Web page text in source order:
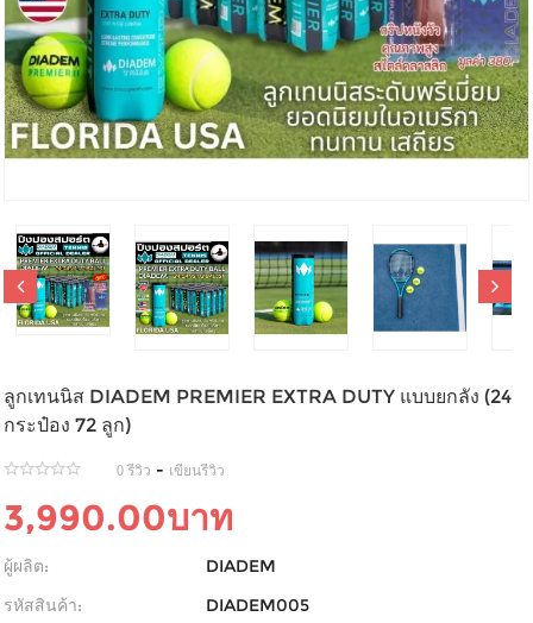
ลูกเทนนิส DIADEM PREMIER EXTRA DUTY แบบยกลัง (24
กระป๋อง 72 ลูก)
0 รีวิว - เขียนรีวิว
3,990.00บาท
ผู้ผลิต:
DIADEM
รหัสสินค้า:
DIADEM005